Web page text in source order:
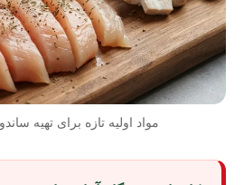
مواد اولیه تازه برای تهیه